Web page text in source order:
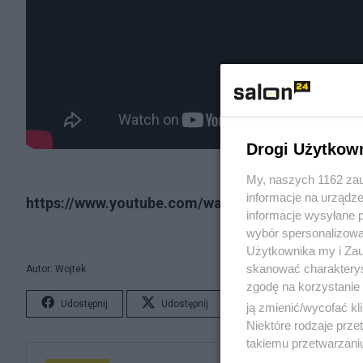
https://www.youtube.com/
Autor: Wojtek
Udostępnij Udostępnij Lubię to!
Drogi
My, naszych 1162
informacje na
informacje wysyłane
wybór
Użytkownika my i
skanować
zgodę na
ją zmienić/wycofać
Niektóre rodzaje
takiemu